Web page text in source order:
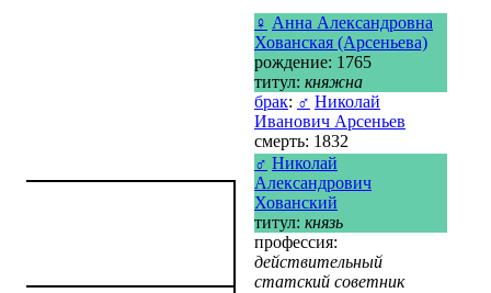
♀ Анна Александровна
Хованская (Арсеньева)
рождение: 1765
титул: княжна
брак: ♂ Николай
Иванович Арсеньев
смерть: 1832
♂ Николай
Александрович
Хованский
титул: князь
профессия:
действительный
статский советник